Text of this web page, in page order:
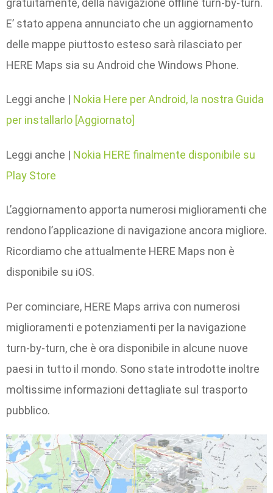
gratuitamente, della navigazione offline turn-by-turn.
E’ stato appena annunciato che un aggiornamento
delle mappe piuttosto esteso sarà rilasciato per
HERE Maps sia su Android che Windows Phone.
Leggi anche | Nokia Here per Android, la nostra Guida
per installarlo [Aggiornato]
Leggi anche | Nokia HERE finalmente disponibile su
Play Store
L’aggiornamento apporta numerosi miglioramenti che
rendono l’applicazione di navigazione ancora migliore.
Ricordiamo che attualmente HERE Maps non è
disponibile su iOS.
Per cominciare, HERE Maps arriva con numerosi
miglioramenti e potenziamenti per la navigazione
turn-by-turn, che è ora disponibile in alcune nuove
paesi in tutto il mondo. Sono state introdotte inoltre
moltissime informazioni dettagliate sul trasporto
pubblico.